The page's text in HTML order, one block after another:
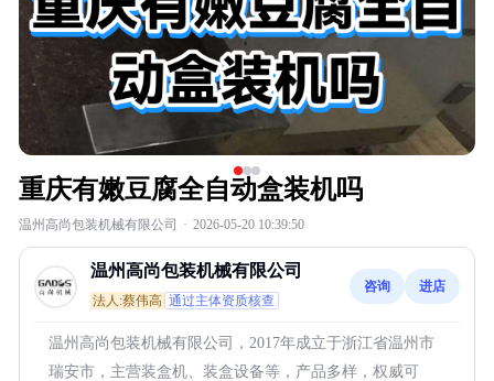
重庆有嫩豆腐全自动盒装机吗
温州高尚包装机械有限公司 · 2026-05-20 10:39:50
温州高尚包装机械有限公司
法人:蔡伟高 通过主体资质核查
咨询 进店
温州高尚包装机械有限公司，2017年成立于浙江省温州市
瑞安市，主营装盒机、装盒设备等，产品多样，权威可